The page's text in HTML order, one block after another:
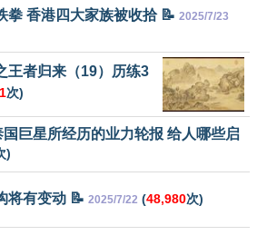
拳 香港四大家族被收拾 📝 2025/7/23
王者归来（19）历练3
次)
巨星所经历的业力轮报 给人哪些启
)
将有变动 📝 2025/7/22 (48,980次)